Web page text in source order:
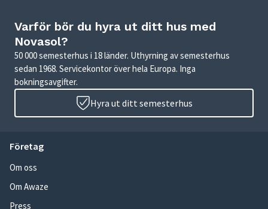
Varför bör du hyra ut ditt hus med
Novasol?
50 000 semesterhus i 18 länder. Uthyrning av semesterhus
sedan 1968. Servicekontor över hela Europa. Inga
bokningsavgifter.
Hyra ut ditt semesterhus
Företag
Om oss
Om Awaze
Press